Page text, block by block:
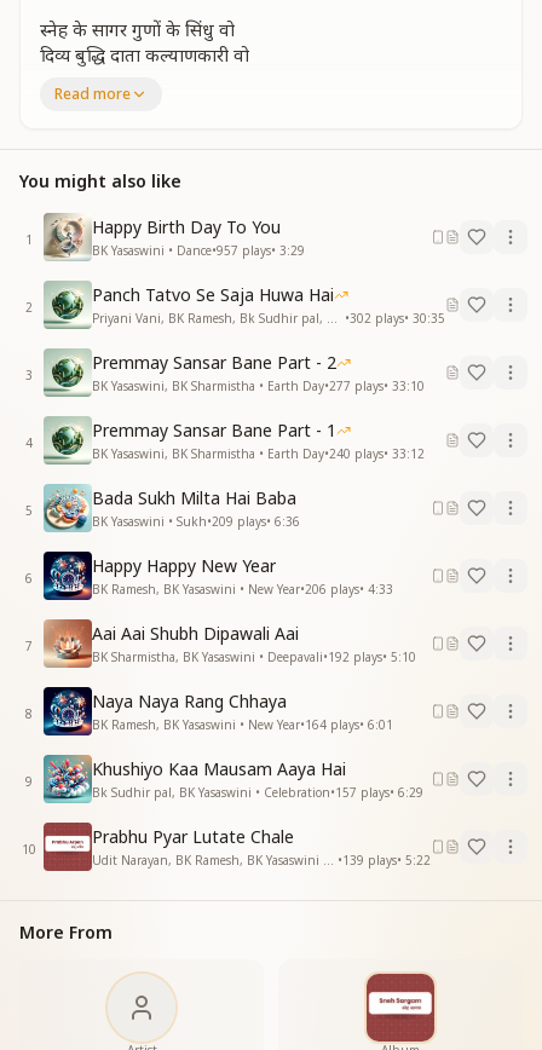
स्नेह के सागर गुणों के सिंधु वो
दिव्य बुद्धि दाता कल्याणकारी वो
दिव्य बुद्धि दाता कल्याणकारी वो
परमात्मा वो
ज्योति बिंदु शिव ही
माता पिता बंधु सखा वे
ब्रम्हा तन का आधार लेकर
अपना परिचय खुद ही देते
ब्रम्हा तन का आधार लेकर
अपना परिचय खुद ही देते
मुक्ति जीवन मुक्ति का वरदान देते
परमात्मा वो
ज्योति बिंदु शिव ही
माता पिता बंधु सखा रे
स्वयं शंभू भगवन वो है निराकार
आनंद का सागर सर्वशक्तिमान है
परम सुखदाता वो भाग्यविधाता है
परमात्मा वो
ज्योति बिंदु शिव ही
माता पिता बंधु सखा वे
—--------------------------------------
Read more
You might also like
1
Happy Birth Day To You
BK Yasaswini • Dance•957 plays• 3:29
2
Panch Tatvo Se Saja Huwa Hai
•302 plays• 30:35
3
Premmay Sansar Bane Part - 2
BK Yasaswini, BK Sharmistha • Earth Day•277 plays• 33:10
4
Premmay Sansar Bane Part - 1
BK Yasaswini, BK Sharmistha • Earth Day•240 plays• 33:12
5
Bada Sukh Milta Hai Baba
BK Yasaswini • Sukh•209 plays• 6:36
6
Happy Happy New Year
BK Ramesh, BK Yasaswini • New Year•206 plays• 4:33
7
Aai Aai Shubh Dipawali Aai
BK Sharmistha, BK Yasaswini • Deepavali•192 plays• 5:10
8
Naya Naya Rang Chhaya
BK Ramesh, BK Yasaswini • New Year•164 plays• 6:01
9
Khushiyo Kaa Mausam Aaya Hai
Bk Sudhir pal, BK Yasaswini • Celebration•157 plays• 6:29
10
Prabhu Pyar Lutate Chale
•139 plays• 5:22
More From